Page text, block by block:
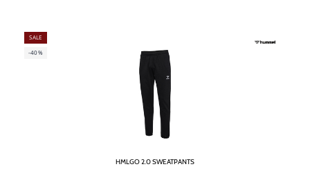
SALE
-40%
HMLGO 2.0 SWEATPANTS